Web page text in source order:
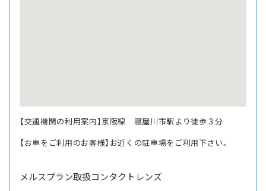
【交通機関の利用案内】京阪線 寝屋川市駅より徒歩３分
【お車をご利用のお客様】お近くの駐車場をご利用下さい。
メルスプラン取扱コンタクトレンズ